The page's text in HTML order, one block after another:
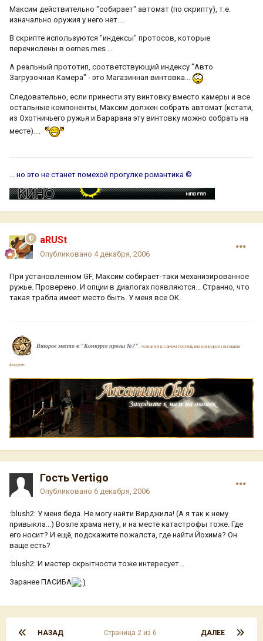
Максим действительно "собирает" автомат (по скрипту), т.е.
изначально оружия у него нет....
В скрипте используются "индексы" протосов, которые
перечислены в oemes.mes ...
А реальный прототип, соответствующий индексу "Авто
Загрузочная Камера" - это Магазинная винтовка...
Следовательно, если принести эту винтовку вместо камеры и все
остальные компоненты, Максим должен собрать автомат (кстати,
из Охотничьего ружья и Барарана эту винтовку можно собрать на
месте)....
... но это не станет помехой прогулке романтика ©
aRUSt
Опубликовано 4 декабря, 2006
При установленном GF, Максим собирает-таки механизированное
ружье. Проверено. И опции в диалогах появляются... Странно, что
такая трабла имеет место быть. У меня все ОК.
Второе место в "Конкурсе прозы №7", пожалуй в самом последнем конкурсе на нашем
форуме.
Гость Vertigo
Опубликовано 6 декабря, 2006
:blush2: У меня беда. Не могу найти Вирджила! (А я так к нему
привыкла...) Возле храма нету, и на месте катастрофы тоже. Где
его носит? И ещё, подскажите пожалста, где найти Йохима? Он
ваще есть?
:blush2: И мастер скрытности тоже интересует...
Заранее ПАСИБА
НАЗАД ДАЛЕЕ
Страница 2 из 6